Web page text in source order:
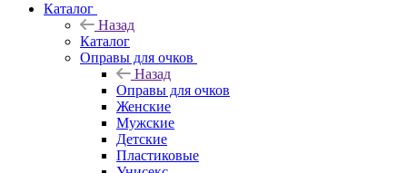
Каталог
Назад
Каталог
Оправы для очков
Назад
Оправы для очков
Женские
Мужские
Детские
Пластиковые